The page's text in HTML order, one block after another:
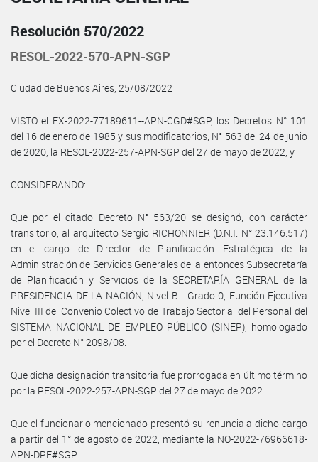
Resolución 570/2022
RESOL-2022-570-APN-SGP
Ciudad de Buenos Aires, 25/08/2022
VISTO el EX-2022-77189611--APN-CGD#SGP, los Decretos N° 101
del 16 de enero de 1985 y sus modificatorios, N° 563 del 24 de junio
de 2020, la RESOL-2022-257-APN-SGP del 27 de mayo de 2022, y
CONSIDERANDO:
Que por el citado Decreto N° 563/20 se designó, con carácter
transitorio, al arquitecto Sergio RICHONNIER (D.N.I. N° 23.146.517)
en el cargo de Director de Planificación Estratégica de la
Administración de Servicios Generales de la entonces Subsecretaría
de Planificación y Servicios de la SECRETARÍA GENERAL de la
PRESIDENCIA DE LA NACIÓN, Nivel B - Grado 0, Función Ejecutiva
Nivel III del Convenio Colectivo de Trabajo Sectorial del Personal del
SISTEMA NACIONAL DE EMPLEO PÚBLICO (SINEP), homologado
por el Decreto N° 2098/08.
Que dicha designación transitoria fue prorrogada en último término
por la RESOL-2022-257-APN-SGP del 27 de mayo de 2022.
Que el funcionario mencionado presentó su renuncia a dicho cargo
a partir del 1° de agosto de 2022, mediante la NO-2022-76966618-
APN-DPE#SGP.